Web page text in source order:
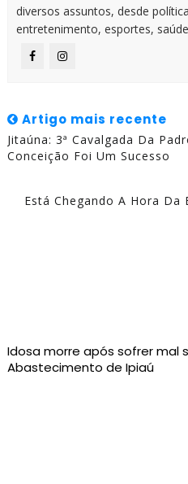
diversos assuntos, desde
entretenimento, esportes,
Artigo mais recente
Jitaúna: 3ª Cavalgada Da
Conceição Foi Um Sucesso
Está Chegando A Hora
Idosa morre após sofrer mal
Abastecimento de Ipiaú